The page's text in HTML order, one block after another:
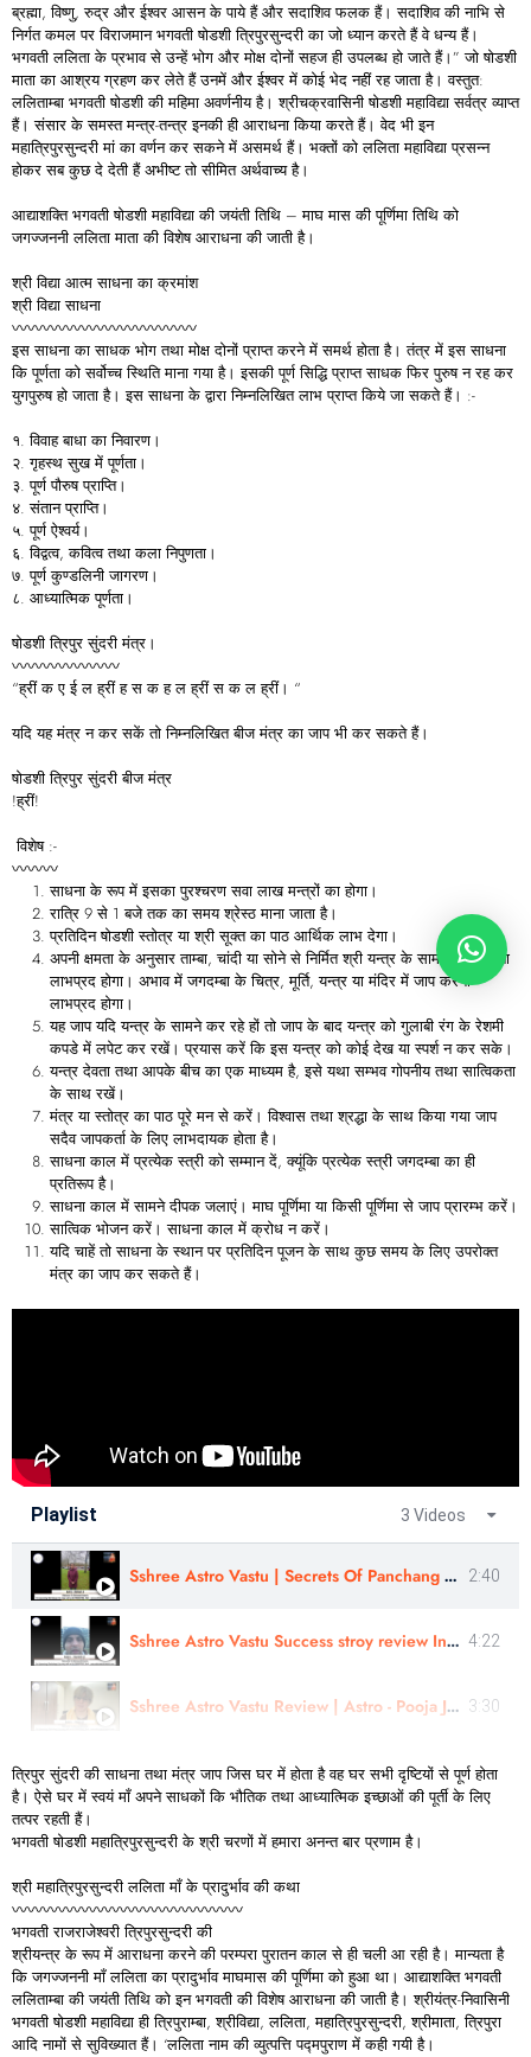
ब्रह्मा, विष्णु, रुद्र और ईश्वर आसन के पाये हैं और सदाशिव फलक हैं। सदाशिव की नाभि से
निर्गत कमल पर विराजमान भगवती षोडशी त्रिपुरसुन्दरी का जो ध्यान करते हैं वे धन्य हैं।
भगवती ललिता के प्रभाव से उन्हें भोग और मोक्ष दोनों सहज ही उपलब्ध हो जाते हैं।” जो षोडशी
माता का आश्रय ग्रहण कर लेते हैं उनमें और ईश्वर में कोई भेद नहीं रह जाता है। वस्तुत:
ललिताम्बा भगवती षोडशी की महिमा अवर्णनीय है। श्रीचक्रवासिनी षोडशी महाविद्या सर्वत्र व्याप्त
हैं। संसार के समस्त मन्त्र-तन्त्र इनकी ही आराधना किया करते हैं। वेद भी इन
महात्रिपुरसुन्दरी मां का वर्णन कर सकने में असमर्थ हैं। भक्तों को ललिता महाविद्या प्रसन्न
होकर सब कुछ दे देती हैं अभीष्ट तो सीमित अर्थवाच्य है।
आद्याशक्ति भगवती षोडशी महाविद्या की जयंती तिथि – माघ मास की पूर्णिमा तिथि को
जगज्जननी ललिता माता की विशेष आराधना की जाती है।
श्री विद्या आत्म साधना का क्रमांश
श्री विद्या साधना
〰〰〰〰〰〰〰〰〰〰〰〰
इस साधना का साधक भोग तथा मोक्ष दोनों प्राप्त करने में समर्थ होता है। तंत्र में इस साधना
कि पूर्णता को सर्वोच्च स्थिति माना गया है। इसकी पूर्ण सिद्धि प्राप्त साधक फिर पुरुष न रह कर
युगपुरुष हो जाता है। इस साधना के द्वारा निम्नलिखित लाभ प्राप्त किये जा सकते हैं। :-
१. विवाह बाधा का निवारण।
२. गृहस्थ सुख में पूर्णता।
३. पूर्ण पौरुष प्राप्ति।
४. संतान प्राप्ति।
५. पूर्ण ऐश्वर्य।
६. विद्वत्व, कवित्व तथा कला निपुणता।
७. पूर्ण कुण्डलिनी जागरण।
८. आध्यात्मिक पूर्णता।
षोडशी त्रिपुर सुंदरी मंत्र।
〰〰〰〰〰〰〰
“ह्रीं क ए ई ल ह्रीं ह स क ह ल ह्रीं स क ल ह्रीं। “
यदि यह मंत्र न कर सकें तो निम्नलिखित बीज मंत्र का जाप भी कर सकते हैं।
षोडशी त्रिपुर सुंदरी बीज मंत्र
!ह्रीं!
विशेष :-
〰〰〰
साधना के रूप में इसका पुरश्चरण सवा लाख मन्त्रों का होगा।
रात्रि 9 से 1 बजे तक का समय श्रेस्ठ माना जाता है।
प्रतिदिन षोडशी स्तोत्र या श्री सूक्त का पाठ आर्थिक लाभ देगा।
अपनी क्षमता के अनुसार ताम्बा, चांदी या सोने से निर्मित श्री यन्त्र के सामने जाप करना
लाभप्रद होगा। अभाव में जगदम्बा के चित्र, मूर्ति, यन्त्र या मंदिर में जाप करना
लाभप्रद होगा।
यह जाप यदि यन्त्र के सामने कर रहे हों तो जाप के बाद यन्त्र को गुलाबी रंग के रेशमी
कपडे में लपेट कर रखें। प्रयास करें कि इस यन्त्र को कोई देख या स्पर्श न कर सके।
यन्त्र देवता तथा आपके बीच का एक माध्यम है, इसे यथा सम्भव गोपनीय तथा सात्विकता
के साथ रखें।
मंत्र या स्तोत्र का पाठ पूरे मन से करें। विश्वास तथा श्रद्धा के साथ किया गया जाप
सदैव जापकर्ता के लिए लाभदायक होता है।
साधना काल में प्रत्येक स्त्री को सम्मान दें, क्यूंकि प्रत्येक स्त्री जगदम्बा का ही
प्रतिरूप है।
साधना काल में सामने दीपक जलाएं। माघ पूर्णिमा या किसी पूर्णिमा से जाप प्रारम्भ करें।
सात्विक भोजन करें। साधना काल में क्रोध न करें।
यदि चाहें तो साधना के स्थान पर प्रतिदिन पूजन के साथ कुछ समय के लिए उपरोक्त
मंत्र का जाप कर सकते हैं।
Playlist 3 Videos
Sshree Astro Vastu | Secrets Of Panchang Remedies & Muhurtas | Astro- Kishori Ji | English 2:40
Sshree Astro Vastu Success stroy review In Hindi - Astro Harshit Ji 4:22
Sshree Astro Vastu Review | Astro - Pooja Ji Review | Hindi 3:30
त्रिपुर सुंदरी की साधना तथा मंत्र जाप जिस घर में होता है वह घर सभी दृष्टियों से पूर्ण होता
है। ऐसे घर में स्वयं माँ अपने साधकों कि भौतिक तथा आध्यात्मिक इच्छाओं की पूर्ती के लिए
तत्पर रहती हैं।
भगवती षोडशी महात्रिपुरसुन्दरी के श्री चरणों में हमारा अनन्त बार प्रणाम है।
श्री महात्रिपुरसुन्दरी ललिता माँ के प्रादुर्भाव की कथा
〰〰〰〰〰〰〰〰〰〰〰〰〰〰〰
भगवती राजराजेश्वरी त्रिपुरसुन्दरी की
श्रीयन्त्र के रूप में आराधना करने की परम्परा पुरातन काल से ही चली आ रही है। मान्यता है
कि जगज्जननी माँ ललिता का प्रादुर्भाव माघमास की पूर्णिमा को हुआ था। आद्याशक्ति भगवती
ललिताम्बा की जयंती तिथि को इन भगवती की विशेष आराधना की जाती है। श्रीयंत्र-निवासिनी
भगवती षोडशी महाविद्या ही त्रिपुराम्बा, श्रीविद्या, ललिता, महात्रिपुरसुन्दरी, श्रीमाता, त्रिपुरा
आदि नामों से सुविख्यात हैं। ‘ललिता नाम की व्युत्पत्ति पद्मपुराण में कही गयी है।